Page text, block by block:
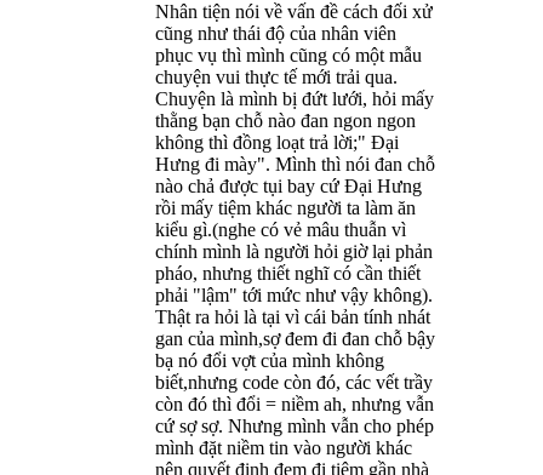
Nhân tiện nói về vấn đề cách đối xử
cũng như thái độ của nhân viên
phục vụ thì mình cũng có một mẫu
chuyện vui thực tế mới trải qua.
Chuyện là mình bị đứt lưới, hỏi mấy
thằng bạn chỗ nào đan ngon ngon
không thì đồng loạt trả lời;" Đại
Hưng đi mày". Mình thì nói đan chỗ
nào chả được tụi bay cứ Đại Hưng
rồi mấy tiệm khác người ta làm ăn
kiểu gì.(nghe có vẻ mâu thuẫn vì
chính mình là người hỏi giờ lại phản
pháo, nhưng thiết nghĩ có cần thiết
phải "lậm" tới mức như vậy không).
Thật ra hỏi là tại vì cái bản tính nhát
gan của mình,sợ đem đi đan chỗ bậy
bạ nó đổi vợt của mình không
biết,nhưng code còn đó, các vết trầy
còn đó thì đổi = niềm ah, nhưng vẫn
cứ sợ sợ. Nhưng mình vẫn cho phép
mình đặt niềm tin vào người khác
nên quyết định đem đi tiệm gần nhà